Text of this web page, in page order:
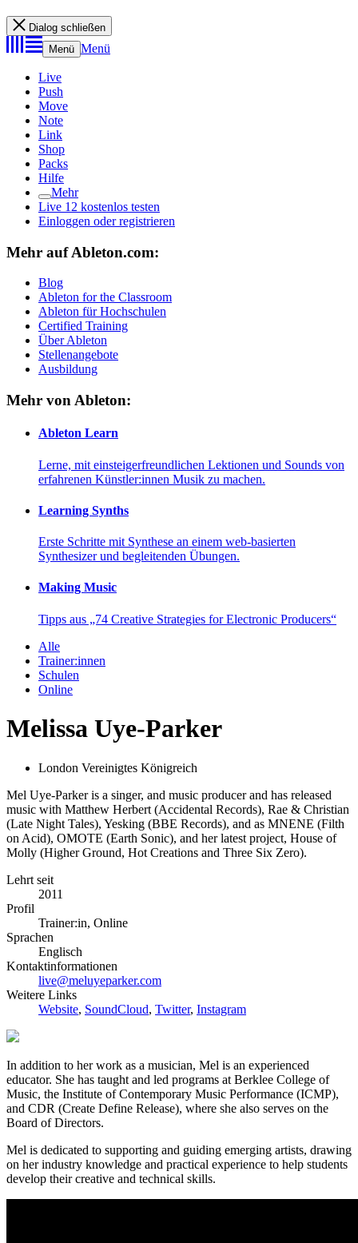
Dialog schließen
Menü Menü
Live
Push
Move
Note
Link
Shop
Packs
Hilfe
Mehr
Live 12 kostenlos testen
Einloggen oder registrieren
Mehr auf Ableton.com:
Blog
Ableton for the Classroom
Ableton für Hochschulen
Certified Training
Über Ableton
Stellenangebote
Ausbildung
Mehr von Ableton:
Ableton Learn
Lerne, mit einsteigerfreundlichen Lektionen und Sounds von
erfahrenen Künstler:innen Musik zu machen.
Learning Synths
Erste Schritte mit Synthese an einem web-basierten
Synthesizer und begleitenden Übungen.
Making Music
Tipps aus „74 Creative Strategies for Electronic Producers“
Alle
Trainer:innen
Schulen
Online
Melissa Uye-Parker
London Vereinigtes Königreich
Mel Uye-Parker is a singer, and music producer and has released
music with Matthew Herbert (Accidental Records), Rae & Christian
(Late Night Tales), Yesking (BBE Records), and as MNENE (Filth
on Acid), OMOTE (Earth Sonic), and her latest project, House of
Molly (Higher Ground, Hot Creations and Three Six Zero).
Lehrt seit
2011
Profil
Trainer:in, Online
Sprachen
Englisch
Kontaktinformationen
live@meluyeparker.com
Weitere Links
Website, SoundCloud, Twitter, Instagram
In addition to her work as a musician, Mel is an experienced
educator. She has taught and led programs at Berklee College of
Music, the Institute of Contemporary Music Performance (ICMP),
and CDR (Create Define Release), where she also serves on the
Board of Directors.
Mel is dedicated to supporting and guiding emerging artists, drawing
on her industry knowledge and practical experience to help students
develop their creative and technical skills.